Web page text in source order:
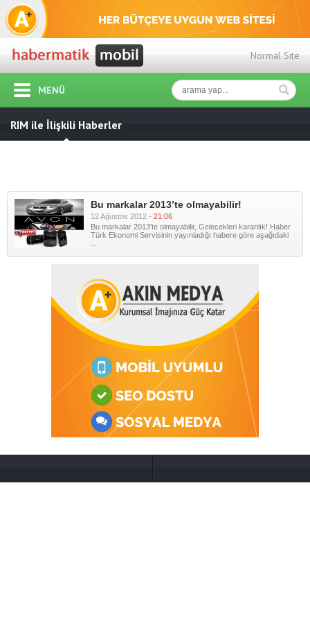
Normal Site
MENÜ
RIM ile İlişkili Haberler
Bu markalar 2013’te olmayabilir!
12 Ağustos 2012 - 21:06
Bu markalar 2013'te olmayabilir, Gelecekleri karanlık! Haber
Türk Ekonomi Servisinin yayınladığı habere göre aşağıdaki